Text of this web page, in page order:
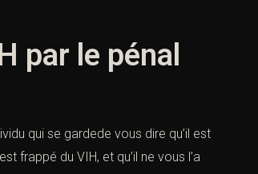
par le pénal
qui se gardede vous dire qu’il est
frappé du VIH, et qu’il ne vous l’a